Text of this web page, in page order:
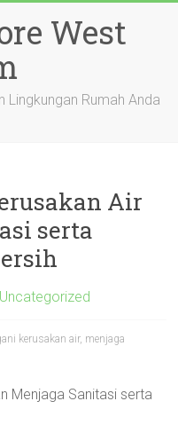
West
Lingkungan Rumah Anda
Air
serta
Uncategorized
kerusakan air, menjaga
Menjaga Sanitasi serta